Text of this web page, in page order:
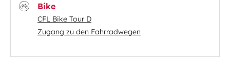
Bike
CFL Bike Tour D
Zugang zu den Fahrradwegen